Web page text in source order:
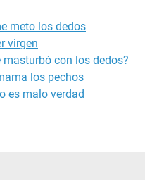
meto los dedos
virgen
masturbó con los dedos?
los pechos
es malo verdad